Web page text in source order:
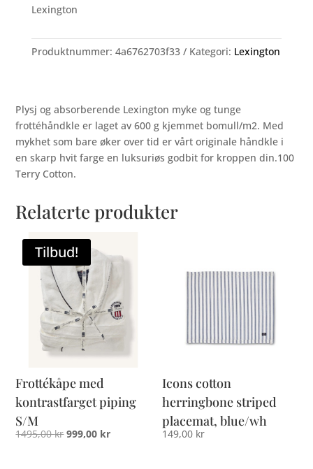
50
100
Lexington
Produktnummer: 4a6762703f33 Kategori: Lexington
Plysj og absorberende Lexington myke og tunge
frottéhåndkle er laget av 600 g kjemmet bomull/m2. Med
mykhet som bare øker over tid er vårt originale håndkle i
en skarp hvit farge en luksuriøs godbit for kroppen din.100
Terry Cotton.
Relaterte produkter
Tilbud!
Frottékåpe med
kontrastfarget piping
S/M
1495,00krOpprinnelig
999,00 krNåværende
Icons cotton
herringbone striped
placemat, blue/wh
149,00 kr